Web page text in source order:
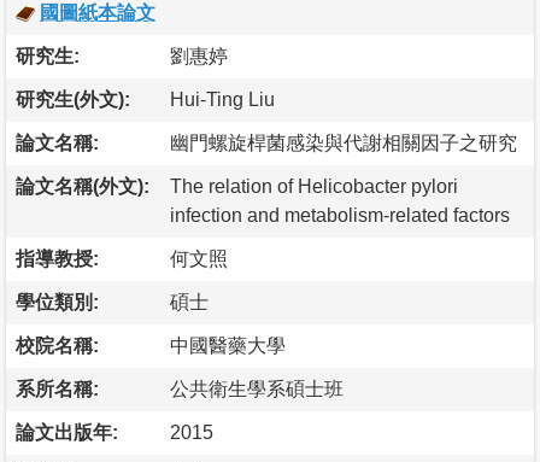
國圖紙本論文
研究生: 劉惠婷
研究生(外文): Hui-Ting Liu
論文名稱: 幽門螺旋桿菌感染與代謝相關因子之研究
論文名稱(外文):
The relation of Helicobacter pylori
infection and metabolism-related factors
指導教授: 何文照
學位類別: 碩士
校院名稱: 中國醫藥大學
系所名稱: 公共衛生學系碩士班
論文出版年: 2015